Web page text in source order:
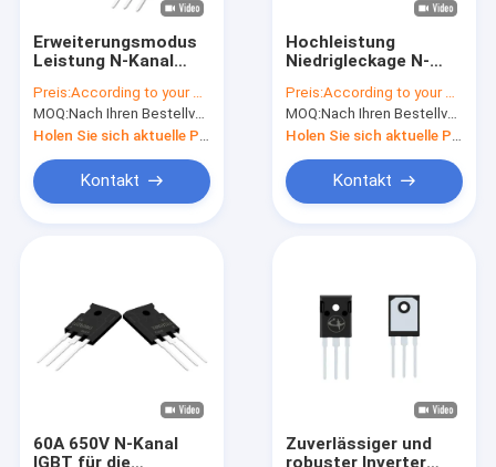
Erweiterungsmodus
Leistung N-Kanal
Staubsauger
Preis:According to your order requirement
MOQ:Nach Ihren Bestellvorgaben
Kontakt
Hochleistung
Niedrigleckage N-
Preis:According to your order requirement
MOQ:Nach Ihren Bestellvorgaben
Kontakt
60A 650V N-Kanal
IGBT für die
Zuverlässiger und
robuster Inverter